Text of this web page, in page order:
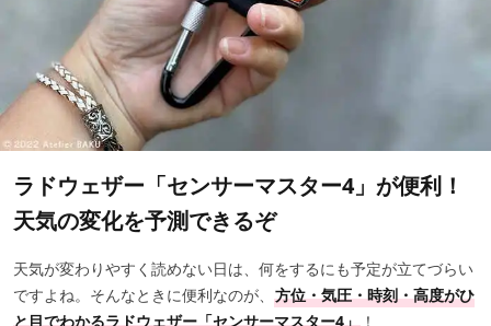
ラドウェザー「センサーマスター4」が便利！
天気の変化を予測できるぞ
天気が変わりやすく読めない日は、何をするにも予定が立てづらい
ですよね。そんなときに便利なのが、 方位・気圧・時刻・高度がひ
と目でわかるラドウェザー「センサーマスター4」 ！